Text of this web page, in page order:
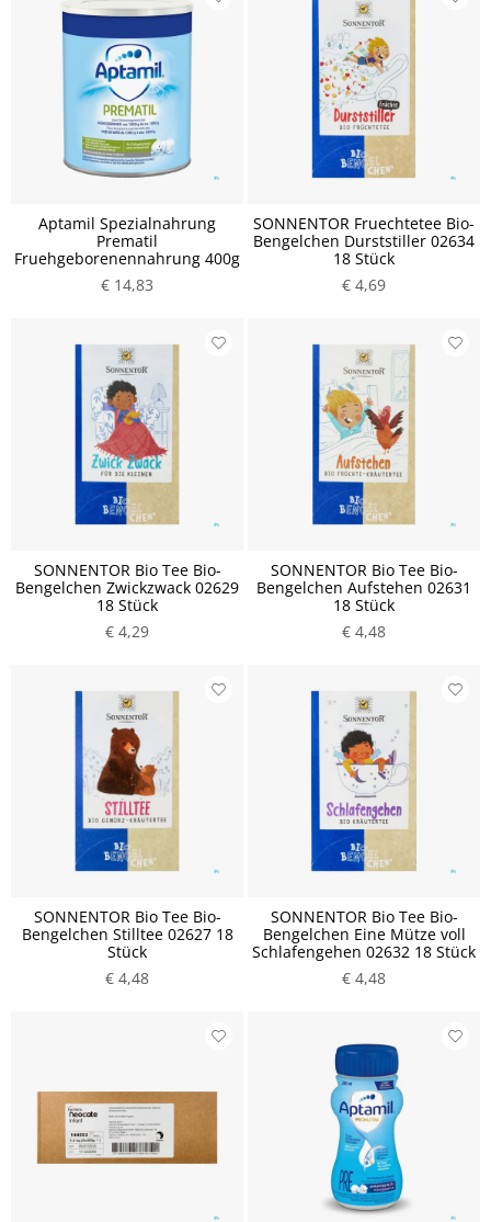
Aptamil Spezialnahrung
Prematil
Fruehgeborenennahrung 400g
€ 14,83
SONNENTOR Fruechtetee Bio-
Bengelchen Durststiller 02634
18 Stück
€ 4,69
SONNENTOR Bio Tee Bio-
Bengelchen Zwickzwack 02629
18 Stück
€ 4,29
SONNENTOR Bio Tee Bio-
Bengelchen Aufstehen 02631
18 Stück
€ 4,48
SONNENTOR Bio Tee Bio-
Bengelchen Stilltee 02627 18
Stück
€ 4,48
SONNENTOR Bio Tee Bio-
Bengelchen Eine Mütze voll
Schlafengehen 02632 18 Stück
€ 4,48